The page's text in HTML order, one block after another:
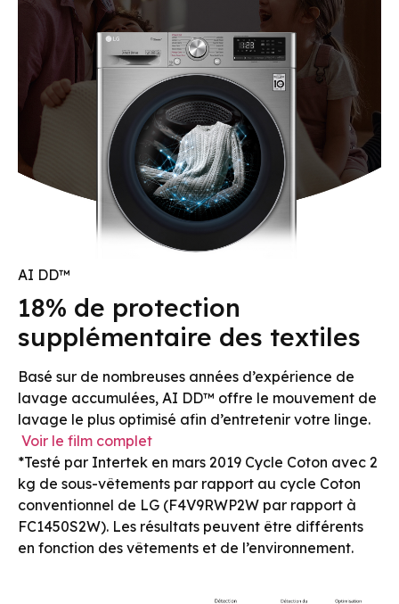
AI DD™
18% de protection
supplémentaire des textiles
Basé sur de nombreuses années d’expérience de
lavage accumulées, AI DD™ offre le mouvement de
lavage le plus optimisé afin d’entretenir votre linge.
Voir le film complet
*Testé par Intertek en mars 2019 Cycle Coton avec 2
kg de sous-vêtements par rapport au cycle Coton
conventionnel de LG (F4V9RWP2W par rapport à
FC1450S2W). Les résultats peuvent être différents
en fonction des vêtements et de l’environnement.